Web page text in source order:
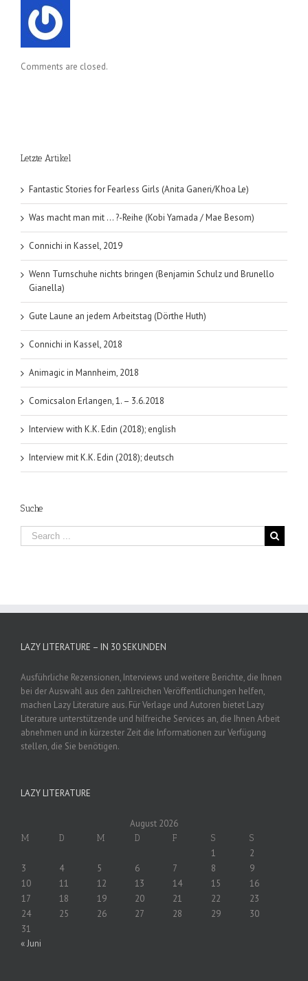
Comments are closed.
Letzte Artikel
Fantastic Stories for Fearless Girls (Anita Ganeri/Khoa Le)
Was macht man mit … ?-Reihe (Kobi Yamada / Mae Besom)
Connichi in Kassel, 2019
Wenn Turnschuhe nichts bringen (Benjamin Schulz und Brunello
Gianella)
Gute Laune an jedem Arbeitstag (Dörthe Huth)
Connichi in Kassel, 2018
Animagic in Mannheim, 2018
Comicsalon Erlangen, 1. – 3.6.2018
Interview with K.K. Edin (2018); english
Interview mit K.K. Edin (2018); deutsch
Suche
LAZY LITERATURE – IN 30 SEKUNDEN
Ausführliche Rezensionen, Interviews und weitere Berichte, die Ihnen
bei der Auswahl aus den zahlreichen Veröffentlichungen helfen,
machen Lazy Literature aus. Für Verlage und Autoren bietet Lazy
Literature unterstützende und hilfreiche Services an, die Ihnen Arbeit
abnehmen und in kürzester Zeit die Informationen zur Verfügung
stellen, die Sie benötigen.
LAZY LITERATURE
August 2026
M D M D F S S
1
2
3
4 5 6 7 8
9
10
11 12 13 14 15
16
17
18 19 20 21 22
23
24
25 26 27 28 29
30
31
« Juni